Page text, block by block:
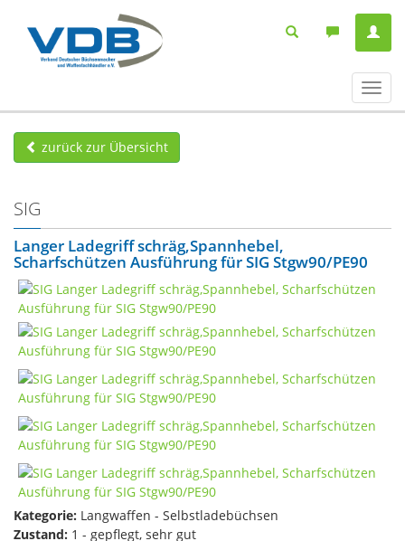
ein-/
zurück zur Übersicht
SIG
Langer Ladegriff schräg,Spannhebel,
Scharfschützen Ausführung für SIG Stgw90/PE90
Kategorie: Langwaffen - Selbstladebüchsen
Zustand: 1 - gepflegt, sehr gut